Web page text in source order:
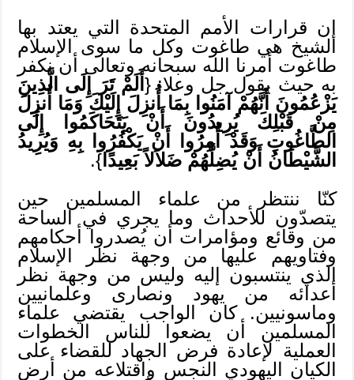
إن قرارات الأمم المتحدة التي يعتد بها
الشيخ هي طاغوت وكل ما سوى الإسلام
طاغوت أمرنا الله سبحانه وتعالى أن نكفر
به حيث يقول جل وعلا: { أَلَمْ تَرَ إِلَى الَّذِينَ
يَزْعُمُونَ أَنَّهُمْ آمَنُوا بِمَا أُنزِلَ إِلَيْكَ وَمَا أُنزِلَ
مِنْ قَبْلِكَ يُرِيدُونَ أَنْ يَتَحَاكَمُوا إِلَى
الطَّاغُوتِ وَقَدْ أُمِرُوا أَنْ يَكْفُرُوا بِهِ وَيُرِيدُ
الشَّيْطَانُ أَنْ يُضِلَّهُمْ ضَلاَلاً بَعِيدًا}.
كنّا ننتظر من علماء المسلمين حين
يتصدّون للأحداث وما يجري في الساحة
من وقائع ومؤامرات أن يُصدروا أحكامهم
وفتاويهم عليها من وجهة نظر الإسلام
الذي ينتسبون إليه وليس من وجهة نظر
أعدائه من يهود ونصارى وعلمانيين
وماسونيين. كان الواجب يقتضي علماء
المسلمين أن يضعوا للناس الخطوات
العملية لإعادة فرض الجهاد للقضاء على
الكيان اليهودي النجس واقتلاعه من أرض